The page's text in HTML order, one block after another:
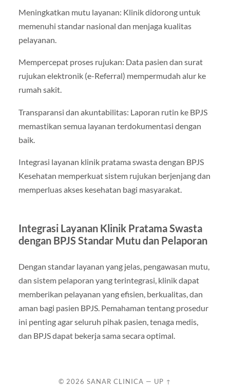
Meningkatkan mutu layanan: Klinik didorong untuk
memenuhi standar nasional dan menjaga kualitas
pelayanan.
Mempercepat proses rujukan: Data pasien dan surat
rujukan elektronik (e-Referral) mempermudah alur ke
rumah sakit.
Transparansi dan akuntabilitas: Laporan rutin ke BPJS
memastikan semua layanan terdokumentasi dengan
baik.
Integrasi layanan klinik pratama swasta dengan BPJS
Kesehatan memperkuat sistem rujukan berjenjang dan
memperluas akses kesehatan bagi masyarakat.
Integrasi Layanan Klinik Pratama Swasta
dengan BPJS Standar Mutu dan Pelaporan
Dengan standar layanan yang jelas, pengawasan mutu,
dan sistem pelaporan yang terintegrasi, klinik dapat
memberikan pelayanan yang efisien, berkualitas, dan
aman bagi pasien BPJS. Pemahaman tentang prosedur
ini penting agar seluruh pihak pasien, tenaga medis,
dan BPJS dapat bekerja sama secara optimal.
© 2026 SANAR CLINICA — UP ↑